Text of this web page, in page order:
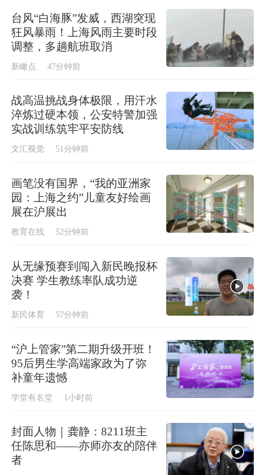
台风“白海豚”发威，西湖突现
狂风暴雨！上海风雨主要时段
调整，多趟航班取消
新瞰点 47分钟前
战高温挑战身体极限，用汗水
淬炼过硬本领，公安特警加强
实战训练筑牢平安防线
文汇视觉 51分钟前
画笔没有国界，“我的亚洲家
园：上海之约”儿童友好绘画
展在沪展出
教育在线 52分钟前
从无缘预赛到闯入新民晚报杯
决赛 学生教练率队成功逆
袭！
新民体育 57分钟前
“沪上管家”第二期升级开班！
95后男生学高端家政为了弥
补童年遗憾
学堂有名堂 1小时前
封面人物｜龚静：8211班主
任陈思和——亦师亦友的陪伴
者